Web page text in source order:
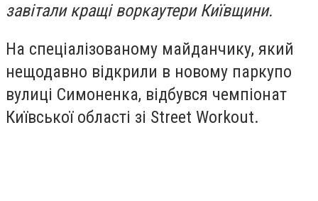
завітали кращі воркаутери Київщини.
На спеціалізованому майданчику, який
нещодавно відкрили в новому паркупо
вулиці Симоненка, відбувся чемпіонат
Київської області зі Street Workout.